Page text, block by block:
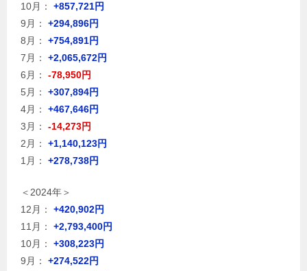
10月：
+857,721円
9月：
+294,896円
8月：
+754,891円
7月：
+2,065,672円
6月：
-78,950円
5月：
+307,894円
4月：
+467,646円
3月：
-14,273円
2月：
+1,140,123円
1月：
+278,738円
＜2024年＞
12月：
+420,902円
11月：
+2,793,400円
10月：
+308,223円
9月：
+274,522円